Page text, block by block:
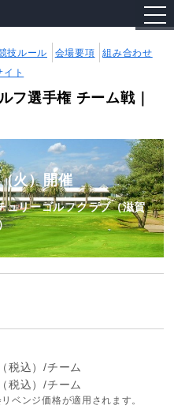
技ルール 会場要項
組み合わせ
イト
フ選手権 チーム戦｜
火）開催
ュリーゴルフクラブ（滋賀
税込）/チーム
税込）/チーム
ベンジ価格が適用されます。